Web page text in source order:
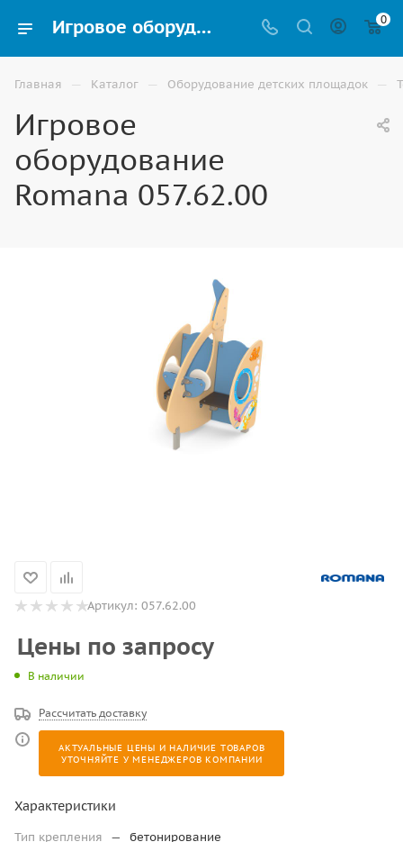
Игровое оборудование Romana 057.62.00 купить для детской игровой площадки в Волгограде 0
Главная — Каталог — Оборудование детских площадок —
Игровое
оборудование
Romana 057.62.00
Артикул: 057.62.00
Цены по запросу
В наличии
Рассчитать доставку
АКТУАЛЬНЫЕ ЦЕНЫ И НАЛИЧИЕ ТОВАРОВ
УТОЧНЯЙТЕ У МЕНЕДЖЕРОВ КОМПАНИИ
Характеристики
Тип крепления —
бетонирование